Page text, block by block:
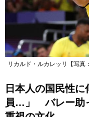
リカルド・ルカレッリ【写真
日本人の国民性
員…」 バレー助